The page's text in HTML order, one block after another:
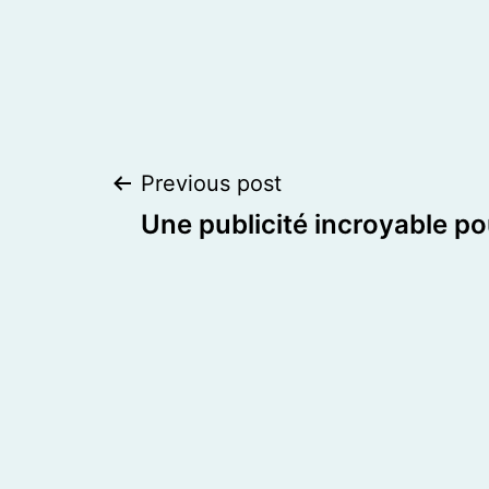
Post
Previous post
Une publicité incroyable